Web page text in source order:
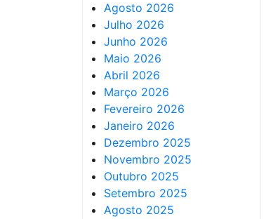
Agosto 2026
Julho 2026
Junho 2026
Maio 2026
Abril 2026
Março 2026
Fevereiro 2026
Janeiro 2026
Dezembro 2025
Novembro 2025
Outubro 2025
Setembro 2025
Agosto 2025